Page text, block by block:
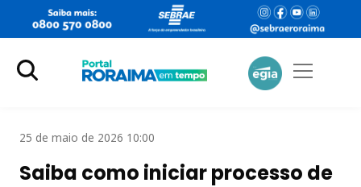
25 de maio de 2026 10:00
Saiba como iniciar processo de